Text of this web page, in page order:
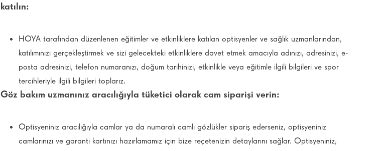
katılın:
HOYA tarafından düzenlenen eğitimler ve etkinliklere katılan optisyenler ve sağlık uzmanlarından,
katılımınızı gerçekleştirmek ve sizi gelecekteki etkinliklere davet etmek amacıyla adınızı, adresinizi, e-
posta adresinizi, telefon numaranızı, doğum tarihinizi, etkinlikle veya eğitimle ilgili bilgileri ve spor
tercihleriyle ilgili bilgileri toplarız.
Göz bakım uzmanınız aracılığıyla tüketici olarak cam siparişi verin:
Optisyeniniz aracılığıyla camlar ya da numaralı camlı gözlükler sipariş ederseniz, optisyeniniz
camlarınızı ve garanti kartınızı hazırlamamız için bize reçetenizin detaylarını sağlar. Optisyeniniz,